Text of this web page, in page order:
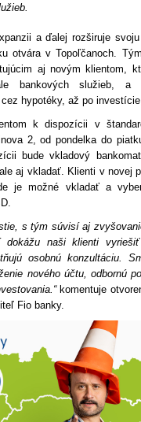
a ďalej rozširuje
otvára v Topoľčanoch.
aj novým klientom,
bankových služieb, a
hypotéky, až po
k dispozícii v
2, od pondelka do
bude vkladový
aj vkladať. Klienti v novej
je možné vkladať a
s tým súvisí aj
dokážu naši klienti
osobnú konzultáciu.
nového účtu, odbornú
komentuje
Fio banky.